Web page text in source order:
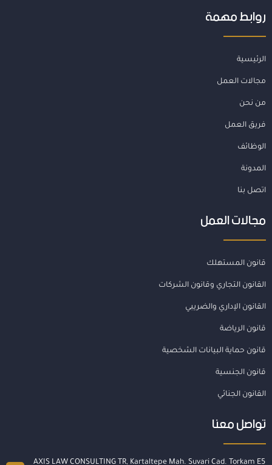
روابط مهمة
الرئيسية
مجالات العمل
من نحن
فريق العمل
الوظائف
المدونة
اتصل بنا
مجالات العمل
قانون المستهلك
القانون التجاري وقانون الشركات
القانون الإداري والضريبي
قانون الرياضة
قانون حماية البيانات الشخصية
قانون الجنسية
القانون الجنائي
تواصل معنا
AXIS LAW CONSULTING TR, Kartaltepe Mah. Suvari Cad. Torkam E5